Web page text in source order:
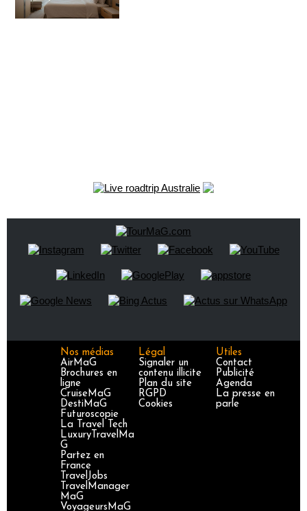
Nos médias
AirMaG
Brochures en
ligne
CruiseMaG
DestiMaG
Futuroscopie
La Travel Tech
LuxuryTravelMa
G
Partez en
France
TravelJobs
TravelManager
MaG
VoyageursMaG
Légal
Signaler un
contenu illicite
Plan du site
RGPD
Cookies
Utiles
Contact
Publicité
Agenda
La presse en
parle